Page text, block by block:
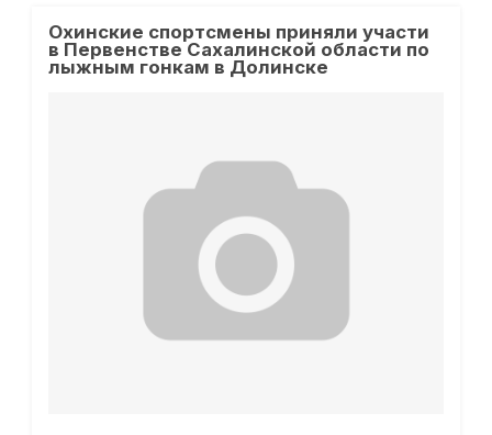
Охинские спортсмены приняли участи
в Первенстве Сахалинской области по
лыжным гонкам в Долинске